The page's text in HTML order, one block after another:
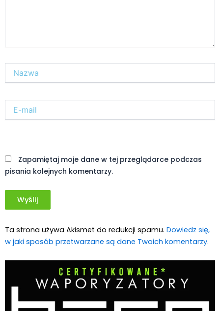
mail*
Zapamiętaj moje dane w tej przeglądarce podczas
pisania kolejnych komentarzy.
Ta strona używa Akismet do redukcji spamu. Dowiedz się,
w jaki sposób przetwarzane są dane Twoich komentarzy.